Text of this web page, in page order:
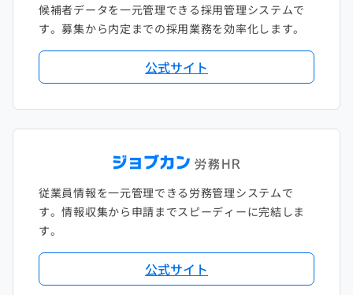
候補者データを一元管理できる採用管理システムで
す。募集から内定までの採用業務を効率化します。
公式サイト
従業員情報を一元管理できる労務管理システムで
す。情報収集から申請までスピーディーに完結しま
す。
公式サイト